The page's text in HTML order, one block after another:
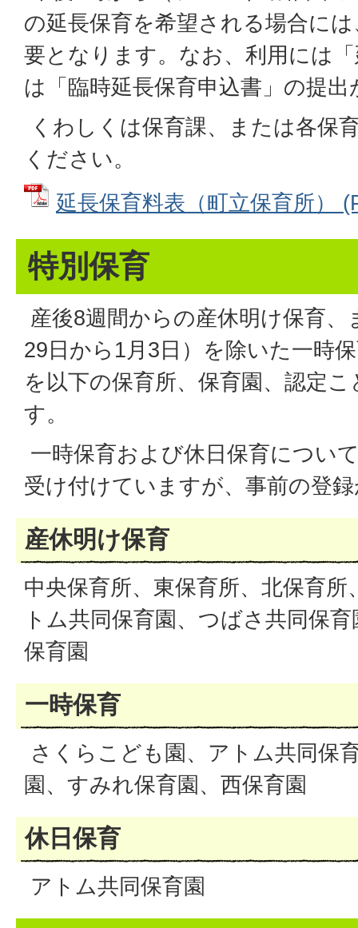
の延長保育を希望される場合に
要となります。なお、利用には
は「臨時延長保育申込書」の提
くわしくは保育課、または各保
ください。
延長保育料表（町立保育所）
特別保育
産後8週間からの産休明け保育、
29日から1月3日）を除いた一時
を以下の保育所、保育園、認定
す。
一時保育および休日保育につい
受け付けていますが、事前の登
産休明け保育
中央保育所、東保育所、北保育
トム共同保育園、つばさ共同保
保育園
一時保育
さくらこども園、アトム共同保
園、すみれ保育園、西保育園
休日保育
アトム共同保育園